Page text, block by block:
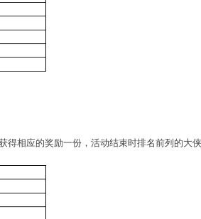
相应的奖励一份，活动结束时排名前列的大